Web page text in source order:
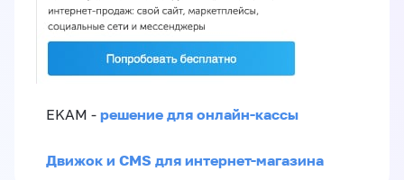
EKAM - решение для онлайн-кассы
Движок и CMS для интернет-магазина